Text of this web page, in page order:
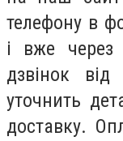
телефону в
і вже через
дзвінок
уточнить
доставку.